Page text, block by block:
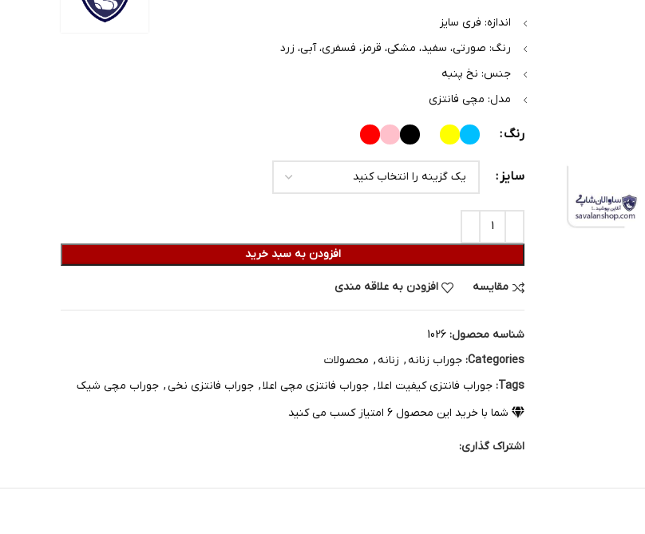
اندازه: فری سایز
رنگ: صورتی، سفید، مشکی، قرمز، فسفری، آبی، زرد
جنس: نخ پنبه
مدل: مچی فانتزی
رنگ
سایز
افزودن به سبد خرید
مقایسه افزودن به علاقه مندی
شناسه محصول: 1026
Categories: جوراب زنانه , زنانه , محصولات
Tags: جوراب فانتزی کیفیت اعلا, جوراب فانتزی مچی اعلا, جوراب فانتزی نخی, جوراب مچی شیک
شما با خرید این محصول 6 امتیاز کسب می کنید
اشتراک گذاری: